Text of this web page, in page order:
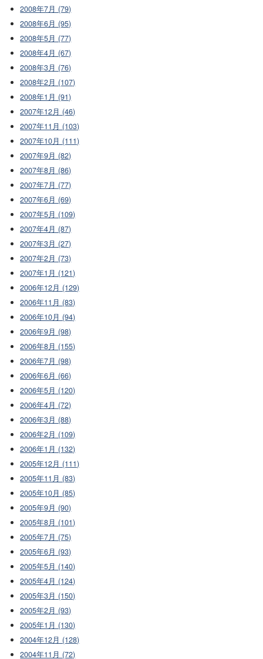
2008年7月 (79)
2008年6月 (95)
2008年5月 (77)
2008年4月 (67)
2008年3月 (76)
2008年2月 (107)
2008年1月 (91)
2007年12月 (46)
2007年11月 (103)
2007年10月 (111)
2007年9月 (82)
2007年8月 (86)
2007年7月 (77)
2007年6月 (69)
2007年5月 (109)
2007年4月 (87)
2007年3月 (27)
2007年2月 (73)
2007年1月 (121)
2006年12月 (129)
2006年11月 (83)
2006年10月 (94)
2006年9月 (98)
2006年8月 (155)
2006年7月 (98)
2006年6月 (66)
2006年5月 (120)
2006年4月 (72)
2006年3月 (88)
2006年2月 (109)
2006年1月 (132)
2005年12月 (111)
2005年11月 (83)
2005年10月 (85)
2005年9月 (90)
2005年8月 (101)
2005年7月 (75)
2005年6月 (93)
2005年5月 (140)
2005年4月 (124)
2005年3月 (150)
2005年2月 (93)
2005年1月 (130)
2004年12月 (128)
2004年11月 (72)